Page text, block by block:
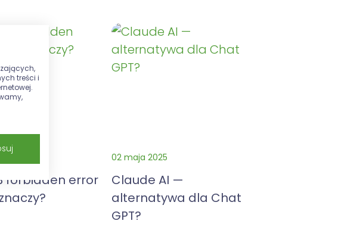
forbidden error
02 maja 2025
Claude AI —
alternatywa dla Chat
GPT?
treści i